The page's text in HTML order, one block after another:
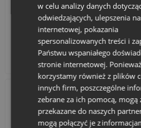
Kalendarze adwentowe
w celu analizy danych
odwiedzających, ulepszenia
internetowej, pokazania
spersonalizowanych treści i
Państwu wspaniałego
stronie internetowej.
korzystamy również z plików
innych firm, poszczególne
zebrane za ich pomocą, mogą
przekazane do naszych
mogą połączyć je z